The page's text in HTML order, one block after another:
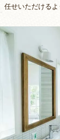
任せいただけるよ